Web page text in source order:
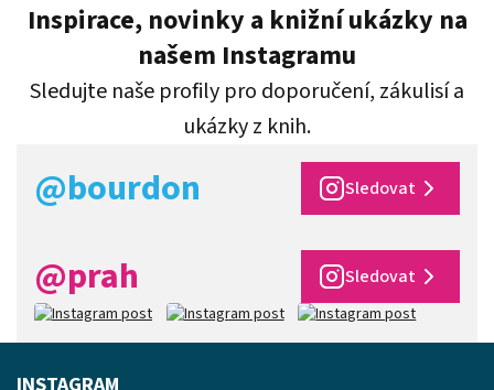
Inspirace, novinky a knižní ukázky na
našem Instagramu
Sledujte naše profily pro doporučení, zákulisí a
ukázky z knih.
@bourdon Sledovat